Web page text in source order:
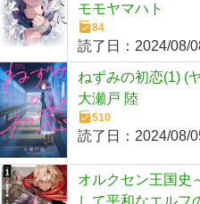
モモヤマハト
84
読了日： 2024/08/
ねずみの初恋(1) (
大瀬戸 陸
510
読了日： 2024/08/
オルクセン王国史
して平和なエルフ